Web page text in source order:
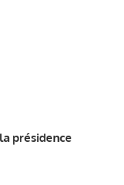
présidence